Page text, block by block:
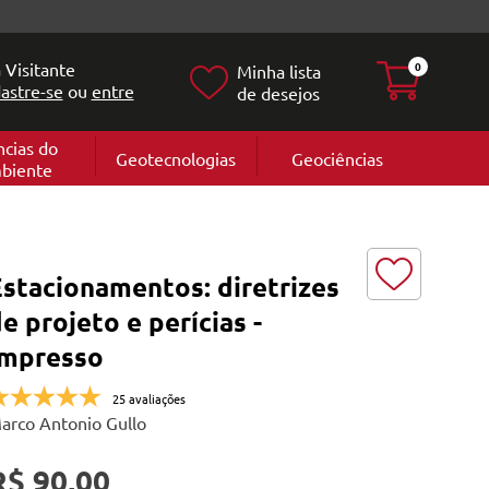
Visitante
se ou entre
Minha lista
de desejos
0
do
Geociências
Geologia
Geotecnologias
diretrizes
projeto e perícias -
25 avaliações
Antonio Gullo
90,00